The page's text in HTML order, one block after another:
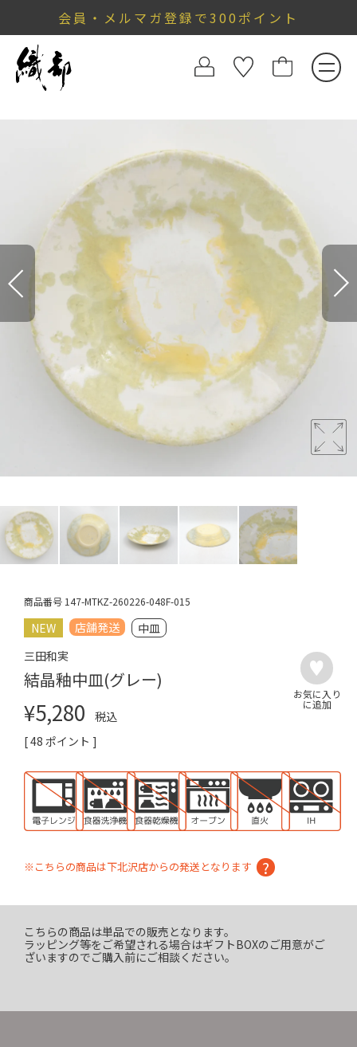
会員・メルマガ登録で300ポイント
商品番号 147-MTKZ-260226-048F-015
NEW 店舗発送
中皿
三田和実
結晶釉中皿(グレー)
¥5,280
税込
[48 ポイント ]
※こちらの商品は下北沢店からの発送となります
こちらの商品は単品での販売となります。
ラッピング等をご希望される場合はギフトBOXのご用意がご
ざいますのでご購入前にご相談ください。